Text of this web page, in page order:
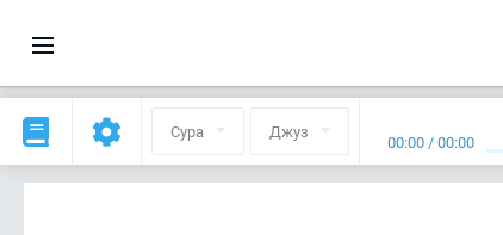
Сура Джуз 00:00 /00:00